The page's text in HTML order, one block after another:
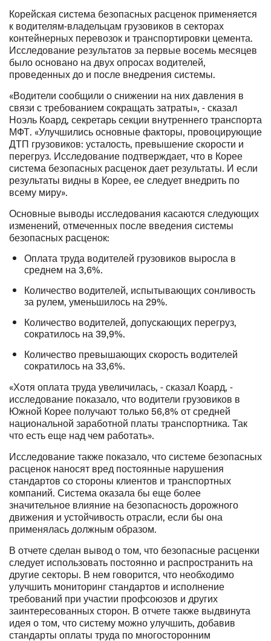
Корейская система безопасных расценок применяется
к водителям-владельцам грузовиков в секторах
контейнерных перевозок и транспортировки цемента.
Исследование результатов за первые восемь месяцев
было основано на двух опросах водителей,
проведенных до и после внедрения системы.
«Водители сообщили о снижении на них давления в
связи с требованием сокращать затраты», - сказал
Ноэль Коард, секретарь секции внутреннего транспорта
МФТ. «Улучшились основные факторы, провоцирующие
ДТП грузовиков: усталость, превышение скорости и
перегруз. Исследование подтверждает, что в Корее
система безопасных расценок дает результаты. И если
результаты видны в Корее, ее следует внедрить по
всему миру».
Основные выводы исследования касаются следующих
изменений, отмеченных после введения системы
безопасных расценок:
Оплата труда водителей грузовиков выросла в
среднем на 3,6%.
Количество водителей, испытывающих сонливость
за рулем, уменьшилось на 29%.
Количество водителей, допускающих перегруз,
сократилось на 39,9%.
Количество превышающих скорость водителей
сократилось на 33,6%.
«Хотя оплата труда увеличилась, - сказал Коард, -
исследование показало, что водители грузовиков в
Южной Корее получают только 56,8% от средней
национальной заработной платы транспортника. Так
что есть еще над чем работать».
Исследование также показало, что системе безопасных
расценок наносят вред постоянные нарушения
стандартов со стороны клиентов и транспортных
компаний. Система оказала бы еще более
значительное влияние на безопасность дорожного
движения и устойчивость отрасли, если бы она
применялась должным образом.
В отчете сделан вывод о том, что безопасные расценки
следует использовать постоянно и распространить на
другие секторы. В нем говорится, что необходимо
улучшить мониторинг стандартов и исполнение
требований при участии профсоюзов и других
заинтересованных сторон. В отчете также выдвинута
идея о том, что систему можно улучшить, добавив
стандарты оплаты труда по многосторонним